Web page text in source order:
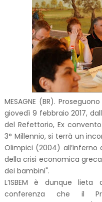
MESAGNE (BR).
giovedì 9 febbraio 2017,
del Refettorio, Ex
3° Millennio, si terrà un
Olimpici (2004) all’inferno
della crisi economica
dei bambini".
L’ISBEM è dunque
conferenza che il